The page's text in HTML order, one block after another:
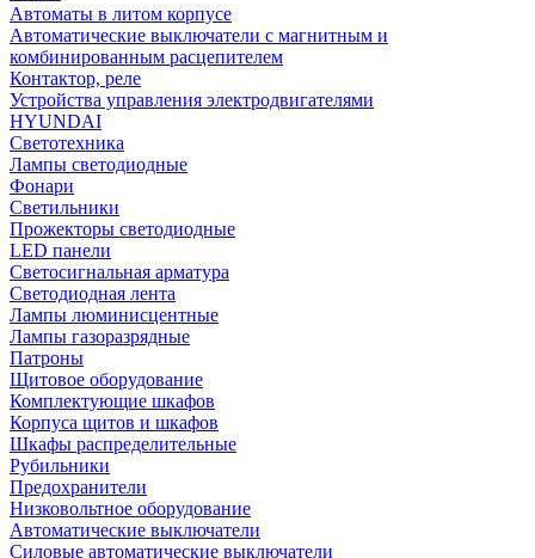
Автоматы в литом корпусе
Автоматические выключатели с магнитным и
комбинированным расцепителем
Контактор, реле
Устройства управления электродвигателями
HYUNDAI
Светотехника
Лампы светодиодные
Фонари
Светильники
Прожекторы светодиодные
LED панели
Светосигнальная арматура
Светодиодная лента
Лампы люминисцентные
Лампы газоразрядные
Патроны
Щитовое оборудование
Комплектующие шкафов
Корпуса щитов и шкафов
Шкафы распределительные
Рубильники
Предохранители
Низковольтное оборудование
Автоматические выключатели
Силовые автоматические выключатели